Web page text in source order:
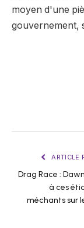
moyen d'une
gouvernement,
ARTICLE
Drag Race :
à ces
méchants sur